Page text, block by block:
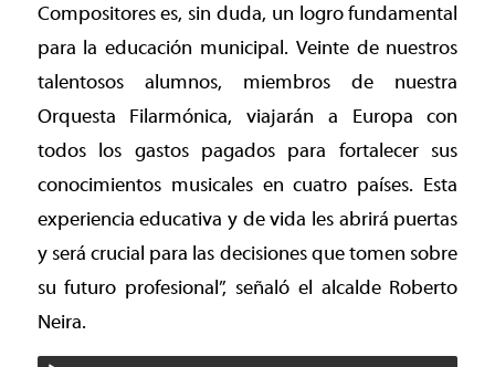
Compositores es, sin duda, un logro fundamental
para la educación municipal. Veinte de nuestros
talentosos alumnos, miembros de nuestra
Orquesta Filarmónica, viajarán a Europa con
todos los gastos pagados para fortalecer sus
conocimientos musicales en cuatro países. Esta
experiencia educativa y de vida les abrirá puertas
y será crucial para las decisiones que tomen sobre
su futuro profesional”, señaló el alcalde Roberto
Neira.